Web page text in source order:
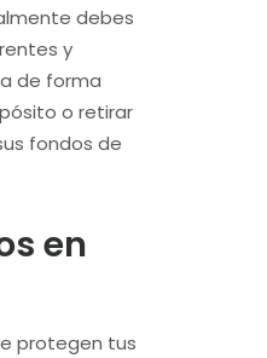
debes
y
de forma
o retirar
fondos de
en
protegen tus